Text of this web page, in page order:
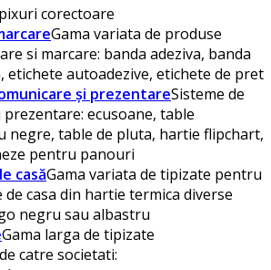
corectoare
Gama variata de produse
si marcare: banda adeziva, banda
etichete autoadezive, etichete de pret
și prezentareSisteme de
ecusoane, table
negre, table de pluta, hartie flipchart,
pentru panouri
casăGama variata de tipizate pentru
casa din hartie termica diverse
negru sau albastru
Gama larga de tipizate
catre societati: